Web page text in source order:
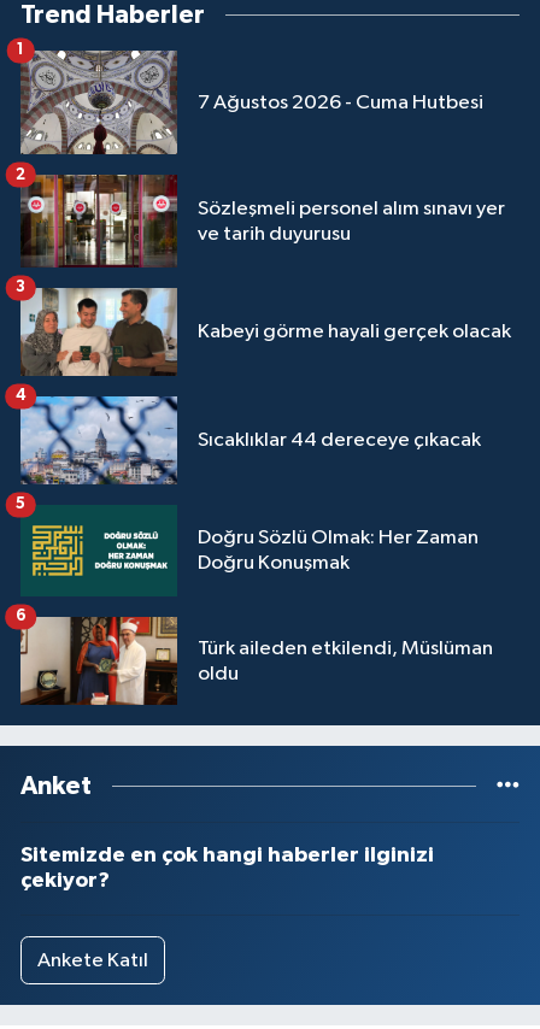
Trend Haberler
7 Ağustos 2026 - Cuma Hutbesi
1
Sözleşmeli personel alım sınavı yer
ve tarih duyurusu
2
Kabeyi görme hayali gerçek olacak
3
Sıcaklıklar 44 dereceye çıkacak
4
Doğru Sözlü Olmak: Her Zaman
Doğru Konuşmak
5
Türk aileden etkilendi, Müslüman
oldu
6
Anket
Sitemizde en çok hangi haberler ilginizi
çekiyor?
Ankete Katıl